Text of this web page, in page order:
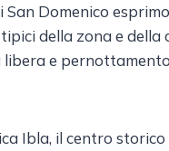
Domenico
della zona e della
libera e
Ibla, il centro storico